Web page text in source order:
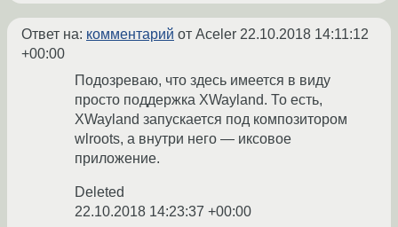
Ответ на: комментарий от Aceler 22.10.2018 14:11:12
+00:00
Подозреваю, что здесь имеется в виду
просто поддержка XWayland. То есть,
XWayland запускается под композитором
wlroots, а внутри него — иксовое
приложение.
Deleted
22.10.2018 14:23:37 +00:00